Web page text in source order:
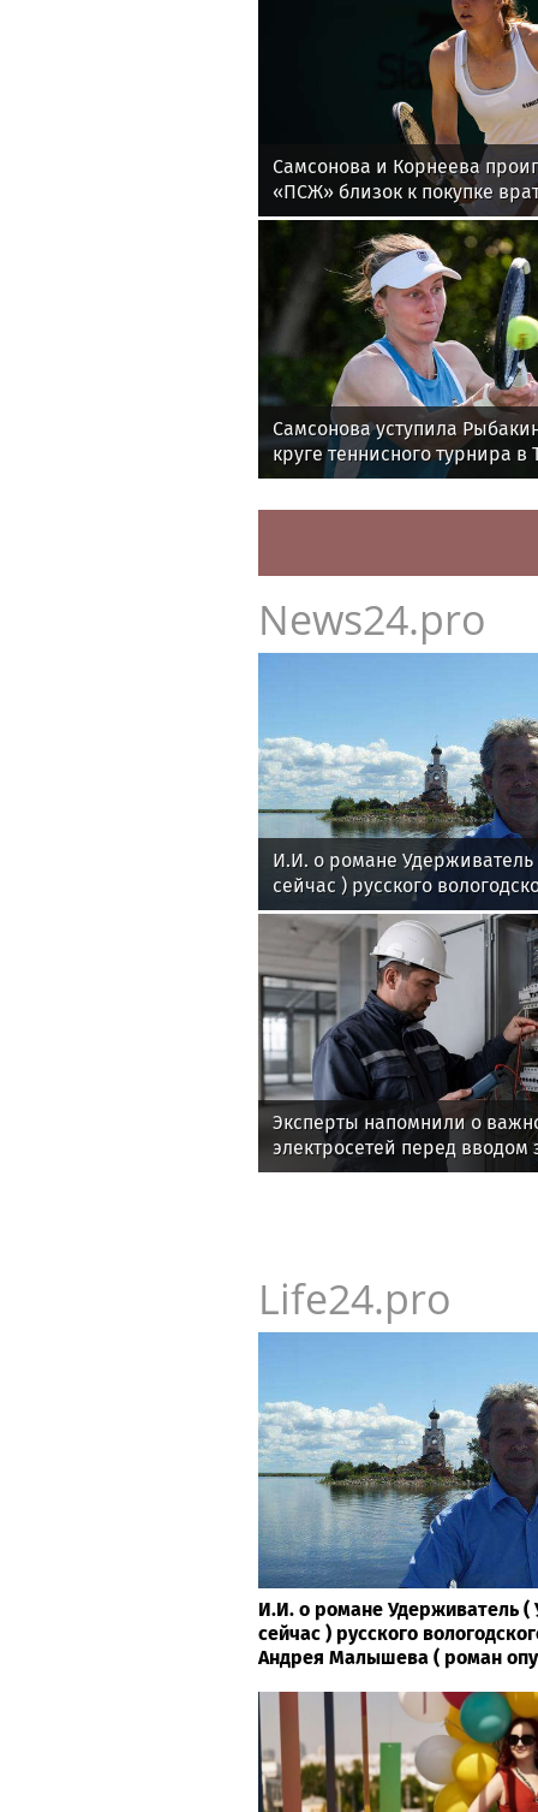
Самсонова и Корнеева
«ПСЖ» близок к покупке
утру
Самсонова уступила
круге теннисного турнира в
News24.pro
И.И. о романе
сейчас ) русского
поэта Андрея Малышева (
в 2016 г. )
Эксперты напомнили о
электросетей перед вводом
эксплуатацию
Life24.pro
И.И. о романе Удерживатель
сейчас ) русского
Андрея Малышева ( роман